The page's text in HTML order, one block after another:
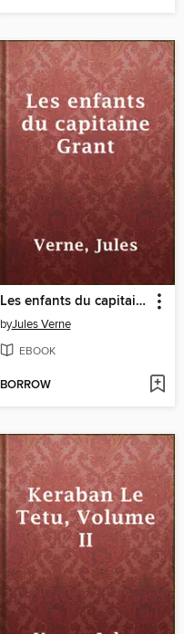
Les enfants du capitaine Grant
byJules Verne
EBOOK
BORROW